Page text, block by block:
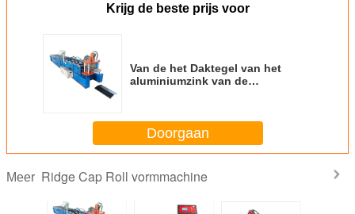
Krijg de beste prijs voor
Van de het Daktegel van het
aluminiumzink van de
Controle
Doorgaan
Meer Ridge Cap Roll vormmachine